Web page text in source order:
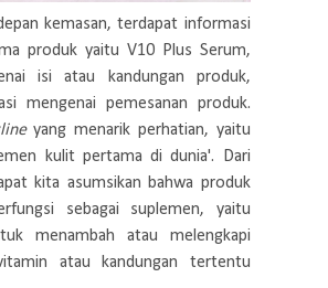
kemasan, terdapat informasi
produk yaitu V10 Plus Serum,
isi atau kandungan produk,
mengenai pemesanan produk.
yang menarik perhatian, yaitu
kulit pertama di dunia'. Dari
kita asumsikan bahwa produk
sebagai suplemen, yaitu
menambah atau melengkapi
atau kandungan tertentu